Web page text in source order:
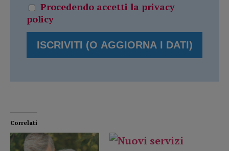
Procedendo accetti la privacy
policy
Correlati